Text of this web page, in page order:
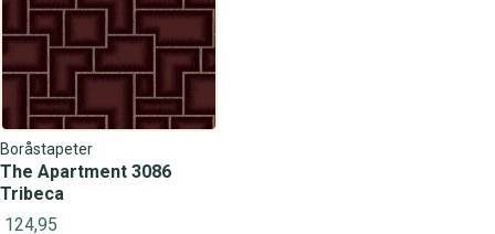
Boråstapeter
The Apartment 3086
Tribeca
124,95